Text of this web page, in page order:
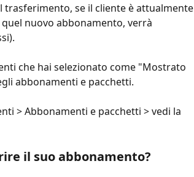
trasferimento, se il cliente è attualmente
nuovo abbonamento, verrà
che hai selezionato come "Mostrato
abbonamenti e pacchetti.
> Abbonamenti e pacchetti > vedi la
il suo abbonamento?